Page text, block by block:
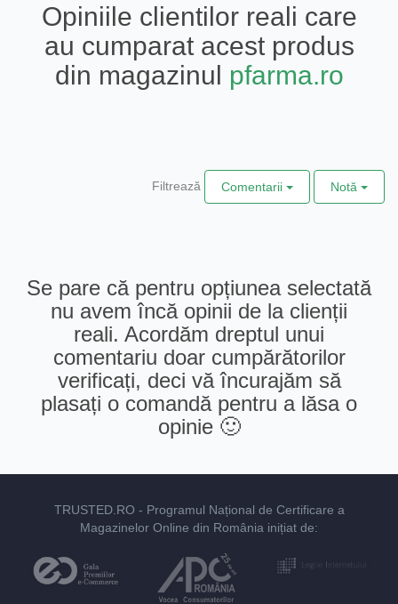
Opiniile clientilor reali care
au cumparat acest produs
din magazinul pfarma.ro
Filtrează Comentarii Notă
Se pare că pentru opțiunea selectată
nu avem încă opinii de la clienții
reali. Acordăm dreptul unui
comentariu doar cumpărătorilor
verificați, deci vă încurajăm să
plasați o comandă pentru a lăsa o
opinie 🙂
TRUSTED.RO - Programul Național de Certificare a
Magazinelor Online din România inițiat de: